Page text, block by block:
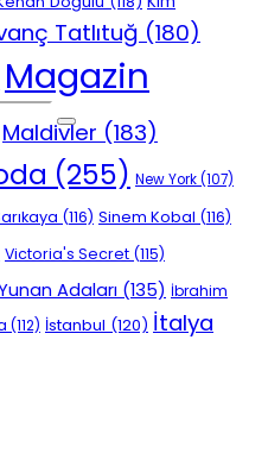
Tatlıtuğ (180)
Magazin
Maldivler (183)
(255) New York(107)
(116) Sinem Kobal (116)
Victoria's Secret (115)
Adaları (135) İbrahim
(112) İstanbul (120) İtalya